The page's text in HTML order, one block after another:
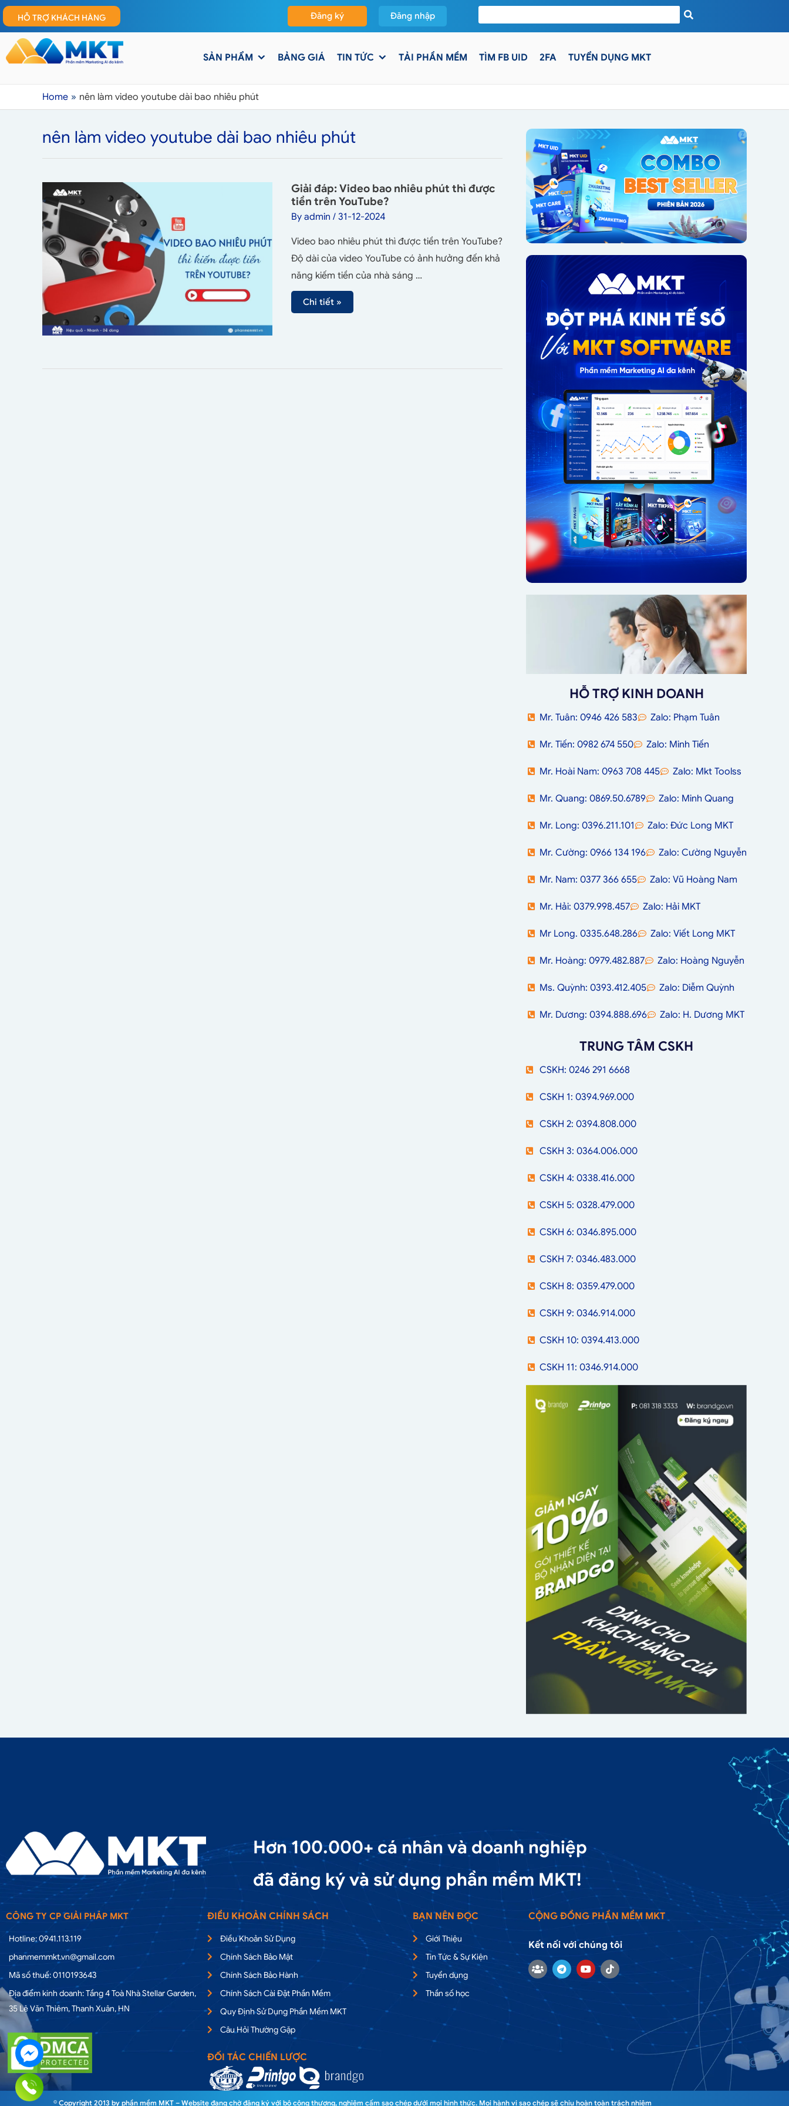
HỖ TRỢ KHÁCH HÀNG Đăng ký Đăng nhập
SẢN PHẨM BẢNG GIÁ TIN TỨC TẢI PHẦN MỀM TÌM FB UID 2FA TUYỂN DỤNG MKT
Home nên làm video youtube dài bao nhiêu phút
nên làm video youtube dài bao nhiêu phút
Giải đáp: Video bao nhiêu phút thì được
tiền trên YouTube?
By admin / 31-12-2024
Video bao nhiêu phút thì được tiền trên YouTube?
Độ dài của video YouTube có ảnh hưởng đến khả
năng kiếm tiền của nhà sáng …
Chi tiết »
HỖ TRỢ KINH DOANH
Mr. Tuân: 0946 426 583 Zalo: Phạm Tuân
Mr. Tiến: 0982 674 550 Zalo: Minh Tiến
Mr. Hoài Nam: 0963 708 445 Zalo: Mkt Toolss
Mr. Quang: 0869.50.6789 Zalo: Minh Quang
Mr. Long: 0396.211.101 Zalo: Đức Long MKT
Mr. Cường: 0966 134 196 Zalo: Cường Nguyễn
Mr. Nam: 0377 366 655 Zalo: Vũ Hoàng Nam
Mr. Hải: 0379.998.457 Zalo: Hải MKT
Mr Long. 0335.648.286 Zalo: Viết Long MKT
Mr. Hoàng: 0979.482.887 Zalo: Hoàng Nguyễn
Ms. Quỳnh: 0393.412.405 Zalo: Diễm Quỳnh
Mr. Dương: 0394.888.696 Zalo: H. Dương MKT
TRUNG TÂM CSKH
CSKH: 0246 291 6668
CSKH 1: 0394.969.000
CSKH 2: 0394.808.000
CSKH 3: 0364.006.000
CSKH 4: 0338.416.000
CSKH 5: 0328.479.000
CSKH 6: 0346.895.000
CSKH 7: 0346.483.000
CSKH 8: 0359.479.000
CSKH 9: 0346.914.000
CSKH 10: 0394.413.000
CSKH 11: 0346.914.000
Hơn 100.000+ cá nhân và doanh nghiệp
đã đăng ký và sử dụng phần mềm MKT!
CÔNG TY CP GIẢI PHÁP MKT
Hotline: 0941.113.119
phanmemmkt.vn@gmail.com
Mã số thuế: 0110193643
Địa điểm kinh doanh: Tầng 4 Toà Nhà Stellar Garden,
35 Lê Văn Thiêm, Thanh Xuân, HN
ĐIỀU KHOẢN CHÍNH SÁCH
Điều Khoản Sử Dụng
Chính Sách Bảo Mật
Chính Sách Bảo Hành
Chính Sách Cài Đặt Phần Mềm
Quy Định Sử Dụng Phần Mềm MKT
Câu Hỏi Thường Gặp
ĐỐI TÁC CHIẾN LƯỢC
BẠN NÊN ĐỌC
Giới Thiệu
Tin Tức & Sự Kiện
Tuyển dụng
Thần số học
CỘNG ĐỒNG PHẦN MỀM MKT
Kết nối với chúng tôi
© Copyright 2013 by phần mềm MKT – Website đang chờ đăng ký với bộ công thương, nghiêm cấm sao chép dưới mọi hình thức. Mọi hành vi sao chép sẽ chịu hoàn toàn trách nhiệm